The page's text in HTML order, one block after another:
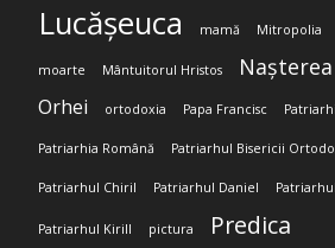
Lucășeuca mamă Mitropolia
moarte Mântuitorul Hristos
Orhei ortodoxia Papa Francisc
Patriarhia Română Patriarhul Bisericii
Patriarhul Chiril Patriarhul Daniel
Patriarhul Kirill pictura Predica